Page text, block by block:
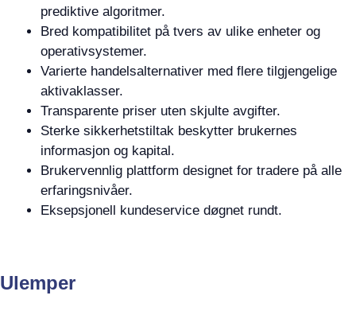
prediktive algoritmer.
Bred kompatibilitet på tvers av ulike enheter og
operativsystemer.
Varierte handelsalternativer med flere tilgjengelige
aktivaklasser.
Transparente priser uten skjulte avgifter.
Sterke sikkerhetstiltak beskytter brukernes
informasjon og kapital.
Brukervennlig plattform designet for tradere på alle
erfaringsnivåer.
Eksepsjonell kundeservice døgnet rundt.
Ulemper